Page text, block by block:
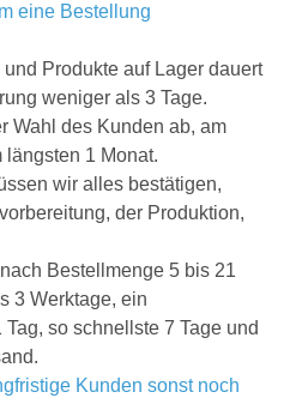
eine Bestellung
Produkte auf Lager dauert
weniger als 3 Tage.
Wahl des Kunden ab, am
längsten 1 Monat.
wir alles bestätigen,
der Produktion,
Bestellmenge 5 bis 21
3 Werktage, ein
so schnellste 7 Tage und
Kunden sonst noch